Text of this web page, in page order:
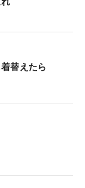
替えたら